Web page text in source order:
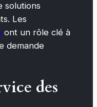
solutions
Les
ont un rôle clé à
demande
des